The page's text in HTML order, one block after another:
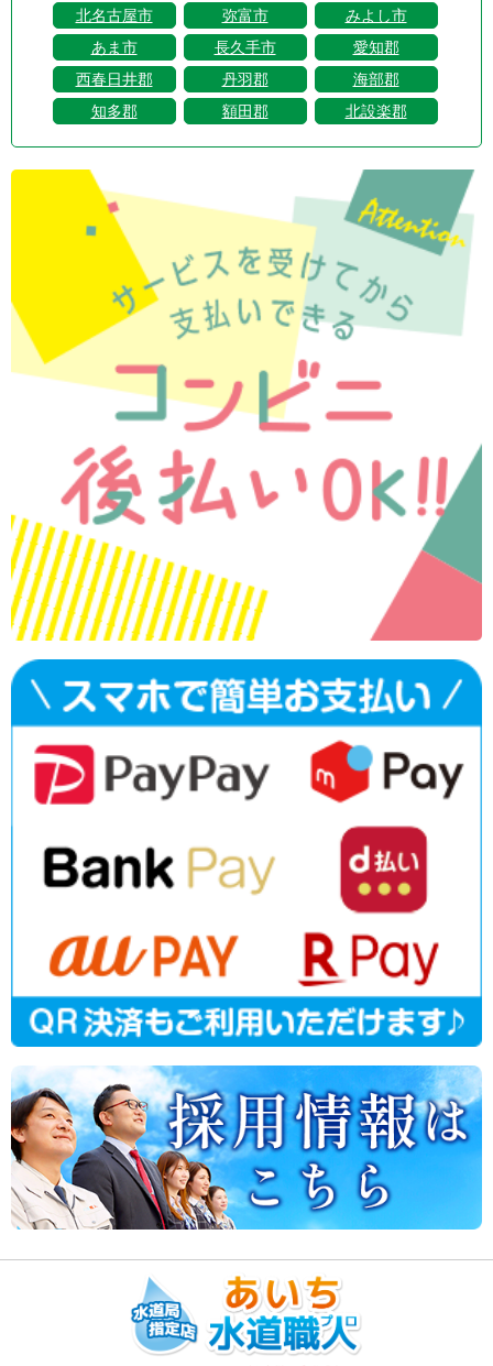
北名古屋市
弥富市
みよし市
あま市
長久手市
愛知郡
西春日井郡
丹羽郡
海部郡
知多郡
額田郡 北設楽郡